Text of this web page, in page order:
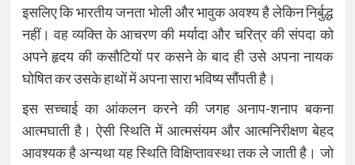
इसलिए कि भारतीय जनता भोली और भावुक अवश्य है लेकिन निर्बुद्ध
नहीं। वह व्यक्ति के आचरण की मर्यादा और चरित्र की संपदा को
अपने हृदय की कसौटियों पर कसने के बाद ही उसे अपना नायक
घोषित कर उसके हाथों में अपना सारा भविष्य सौंपती है।
इस सच्चाई का आंकलन करने की जगह अनाप-शनाप बकना
आत्मघाती है। ऐसी स्थिति में आत्मसंयम और आत्मनिरीक्षण बेहद
आवश्यक है अन्यथा यह स्थिति विक्षिप्तावस्था तक ले जाती है। जो